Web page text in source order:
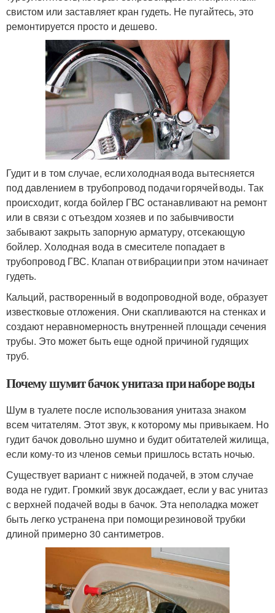
свистом или заставляет кран гудеть. Не пугайтесь, это
ремонтируется просто и дешево.
Гудит и в том случае, если холодная вода вытесняется
под давлением в трубопровод подачи горячей воды. Так
происходит, когда бойлер ГВС останавливают на ремонт
или в связи с отъездом хозяев и по забывчивости
забывают закрыть запорную арматуру, отсекающую
бойлер. Холодная вода в смесителе попадает в
трубопровод ГВС. Клапан от вибрации при этом начинает
гудеть.
Кальций, растворенный в водопроводной воде, образует
известковые отложения. Они скапливаются на стенках и
создают неравномерность внутренней площади сечения
трубы. Это может быть еще одной причиной гудящих
труб.
Почему шумит бачок унитаза при наборе воды
Шум в туалете после использования унитаза знаком
всем читателям. Этот звук, к которому мы привыкаем. Но
гудит бачок довольно шумно и будит обитателей жилища,
если кому-то из членов семьи пришлось встать ночью.
Существует вариант с нижней подачей, в этом случае
вода не гудит. Громкий звук досаждает, если у вас унитаз
с верхней подачей воды в бачок. Эта неполадка может
быть легко устранена при помощи резиновой трубки
длиной примерно 30 сантиметров.